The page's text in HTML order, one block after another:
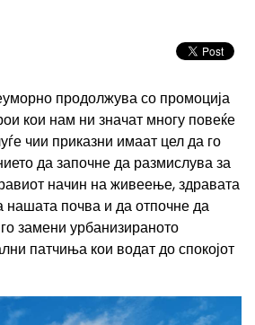
продолжува со промоција
кои нам ни значат многу повеќе
чии приказни имаат цел да го
да започне да размислува за
начин на живеење, здравата
нашата почва и да отпочне да
замени урбанизираното
патчиња кои водат до спокојот